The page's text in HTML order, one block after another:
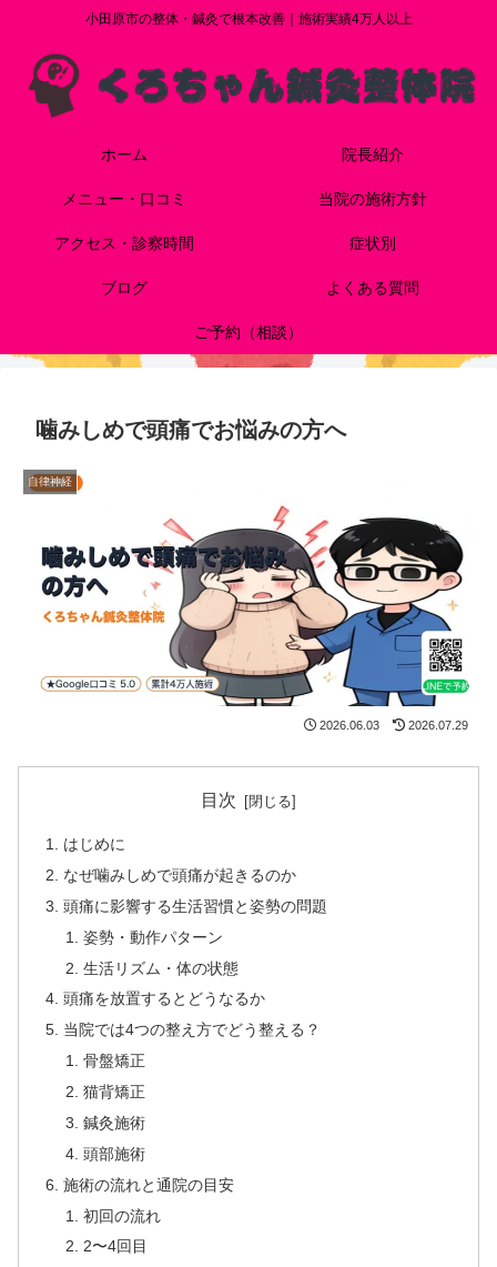
小田原市の整体・鍼灸で根本改善｜施術実績4万人以上
ホーム 院長紹介
メニュー・口コミ 当院の施術方針
アクセス・診察時間 症状別
ブログ よくある質問
ご予約（相談）
噛みしめで頭痛でお悩みの方へ
自律神経
2026.06.03 2026.07.29
目次
はじめに
なぜ噛みしめで頭痛が起きるのか
頭痛に影響する生活習慣と姿勢の問題
姿勢・動作パターン
生活リズム・体の状態
頭痛を放置するとどうなるか
当院では4つの整え方でどう整える？
骨盤矯正
猫背矯正
鍼灸施術
頭部施術
施術の流れと通院の目安
初回の流れ
2〜4回目